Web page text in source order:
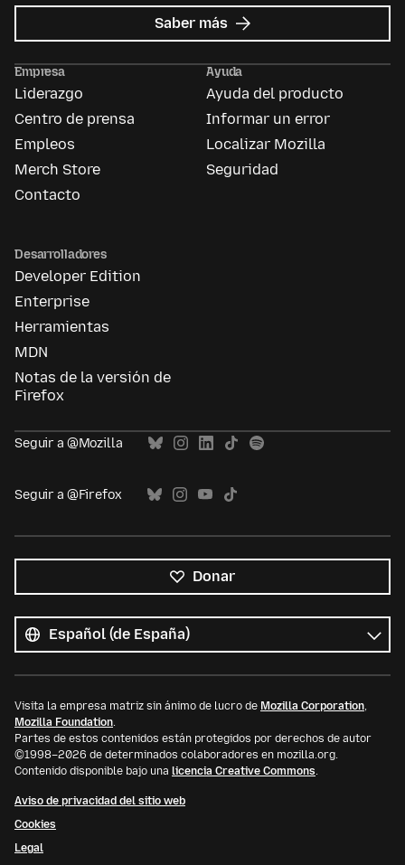
Saber más sobre
Mozilla
Empresa
Liderazgo
Centro de prensa
Empleos
Merch Store
Contacto
Ayuda
Ayuda del producto
Informar un error
Localizar Mozilla
Seguridad
Desarrolladores
Developer Edition
Enterprise
Herramientas
MDN
Notas de la versión de
Firefox
Seguir a @Mozilla
Seguir a @Firefox
Donar
los
idiomas
Idioma
Visita la empresa matriz sin ánimo de lucro de Mozilla Corporation,
Mozilla Foundation.
Partes de estos contenidos están protegidos por derechos de autor
©1998–2026 de determinados colaboradores en mozilla.org.
Contenido disponible bajo una licencia Creative Commons.
Aviso de privacidad del sitio web
Cookies
Legal